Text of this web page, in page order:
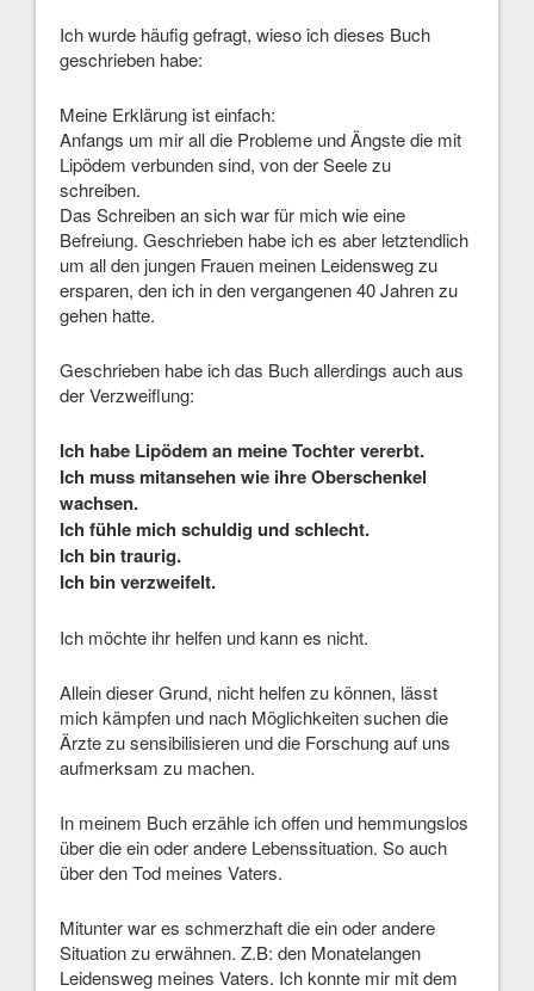
Ich wurde häufig gefragt, wieso ich dieses Buch
geschrieben habe:
Meine Erklärung ist einfach:
Anfangs um mir all die Probleme und Ängste die mit
Lipödem verbunden sind, von der Seele zu
schreiben.
Das Schreiben an sich war für mich wie eine
Befreiung. Geschrieben habe ich es aber letztendlich
um all den jungen Frauen meinen Leidensweg zu
ersparen, den ich in den vergangenen 40 Jahren zu
gehen hatte.
Geschrieben habe ich das Buch allerdings auch aus
der Verzweiflung:
Ich habe Lipödem an meine Tochter vererbt.
Ich muss mitansehen wie ihre Oberschenkel
wachsen.
Ich fühle mich schuldig und schlecht.
Ich bin traurig.
Ich bin verzweifelt.
Ich möchte ihr helfen und kann es nicht.
Allein dieser Grund, nicht helfen zu können, lässt
mich kämpfen und nach Möglichkeiten suchen die
Ärzte zu sensibilisieren und die Forschung auf uns
aufmerksam zu machen.
In meinem Buch erzähle ich offen und hemmungslos
über die ein oder andere Lebenssituation. So auch
über den Tod meines Vaters.
Mitunter war es schmerzhaft die ein oder andere
Situation zu erwähnen. Z.B: den Monatelangen
Leidensweg meines Vaters. Ich konnte mir mit dem